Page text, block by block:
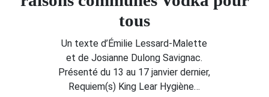
tous
Un texte d’Émilie Lessard-Malette
et de Josianne Dulong Savignac.
Présenté du 13 au 17 janvier dernier,
Requiem(s) King Lear Hygiène…